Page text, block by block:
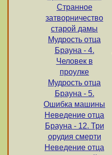
Странное
затворничество
старой дамы
Мудрость отца
Брауна - 4.
Человек в
проулке
Мудрость отца
Брауна - 5.
Ошибка машины
Неведение отца
Брауна - 12. Три
орудия смерти
Неведение отца